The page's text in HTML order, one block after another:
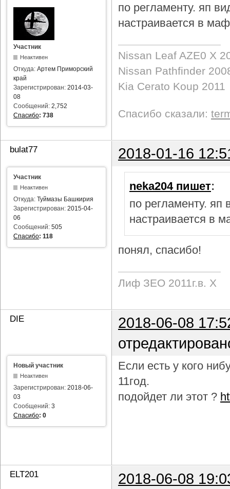
Участник
Неактивен
Откуда: Артем Приморский
край
Зарегистрирован: 2014-03-
08
Сообщений: 2,752
Спасибо: 738
по регламенту. яп
настраивается в
Nissan Leaf AZE0 X
Nissan Pathfinder
Kia Cerato Koup 2011
Спасибо сказали:
bulat77 2018-01-16
Участник
Неактивен
Откуда: Туймазы Башкирия
Зарегистрирован: 2015-04-
06
Сообщений: 505
Спасибо: 118
neka204 пишет:
по регламенту.
настраивается в
понял, спасибо!
Лиф ЗЕО 2011г.в. Х
DIE
2018-06-08
Новый участник
Неактивен
Зарегистрирован: 2018-06-
03
Сообщений: 3
Спасибо: 0
Если есть у кого
11год.
подойдет ли этот ?
ELT201 2018-06-08